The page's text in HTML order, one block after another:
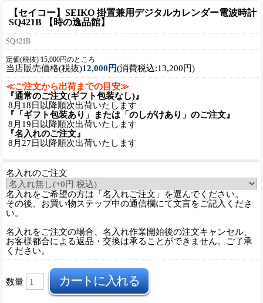
【セイコー】SEIKO 掛置兼用デジタルカレンダー電波時計
SQ421B 【時の逸品館】
SQ421B
定価(税抜) 15,000円のところ
当店販売価格(税抜)12,000円(消費税込:13,200円)
≪ご注文から出荷までの目安≫
『通常のご注文(ギフト包装なし)』
8月18日以降順次出荷いたします
『「ギフト包装あり」または「のしがけあり」のご注文』
8月19日以降順次出荷いたします
『名入れのご注文』
8月27日以降順次出荷いたします
名入れのご注文
名入れをご希望の方は「名入れご注文」を選んでください。
その後、お買い物ステップ中の通信欄にて文言をご記入くださ
い。
名入れをご注文の場合、名入れ作業開始後の注文キャンセル、
お客様都合による返品・交換は承ることができません。ご了承
ください。
数量